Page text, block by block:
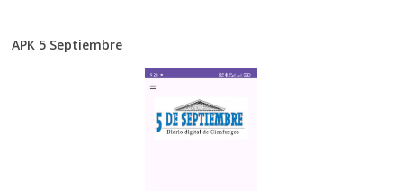
APK 5 Septiembre